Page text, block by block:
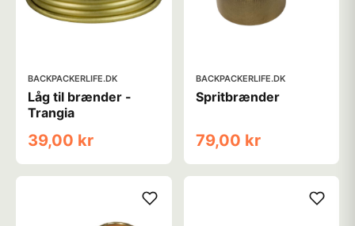
BACKPACKERLIFE.DK
Låg til brænder -
Trangia
39,00 kr
BACKPACKERLIFE.DK
Spritbrænder
79,00 kr